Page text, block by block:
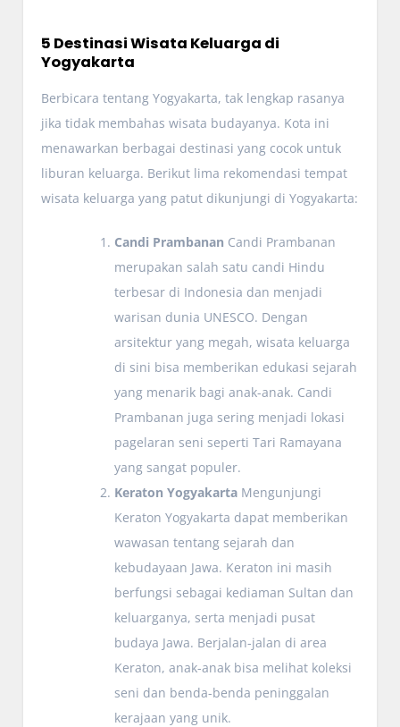
5 Destinasi Wisata Keluarga di
Yogyakarta
Berbicara tentang Yogyakarta, tak lengkap rasanya
jika tidak membahas wisata budayanya. Kota ini
menawarkan berbagai destinasi yang cocok untuk
liburan keluarga. Berikut lima rekomendasi tempat
wisata keluarga yang patut dikunjungi di Yogyakarta:
Candi Prambanan Candi Prambanan
merupakan salah satu candi Hindu
terbesar di Indonesia dan menjadi
warisan dunia UNESCO. Dengan
arsitektur yang megah, wisata keluarga
di sini bisa memberikan edukasi sejarah
yang menarik bagi anak-anak. Candi
Prambanan juga sering menjadi lokasi
pagelaran seni seperti Tari Ramayana
yang sangat populer.
Keraton Yogyakarta Mengunjungi
Keraton Yogyakarta dapat memberikan
wawasan tentang sejarah dan
kebudayaan Jawa. Keraton ini masih
berfungsi sebagai kediaman Sultan dan
keluarganya, serta menjadi pusat
budaya Jawa. Berjalan-jalan di area
Keraton, anak-anak bisa melihat koleksi
seni dan benda-benda peninggalan
kerajaan yang unik.